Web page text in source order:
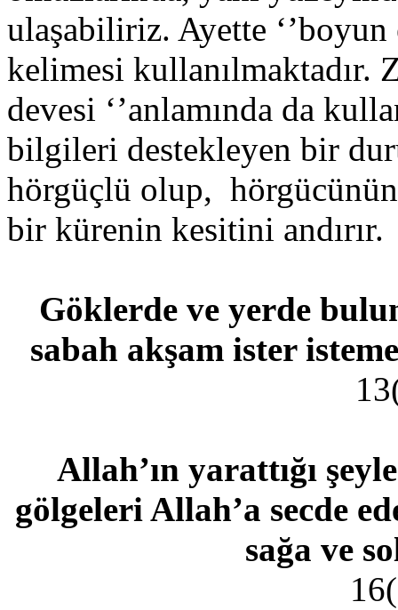
ulaşabiliriz. Ayette ‘’boyun
kelimesi kullanılmaktadır.
devesi ‘’anlamında da
bilgileri destekleyen bir
hörgüçlü olup,
bir kürenin kesitini andırır.
Göklerde ve yerde
sabah akşam ister
Allah’ın yarattığı
gölgeleri Allah’a secde
sağa ve